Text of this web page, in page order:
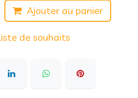
Ajouter au panier
de souhaits